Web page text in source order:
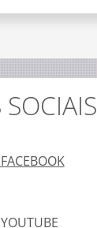
SOCIAIS